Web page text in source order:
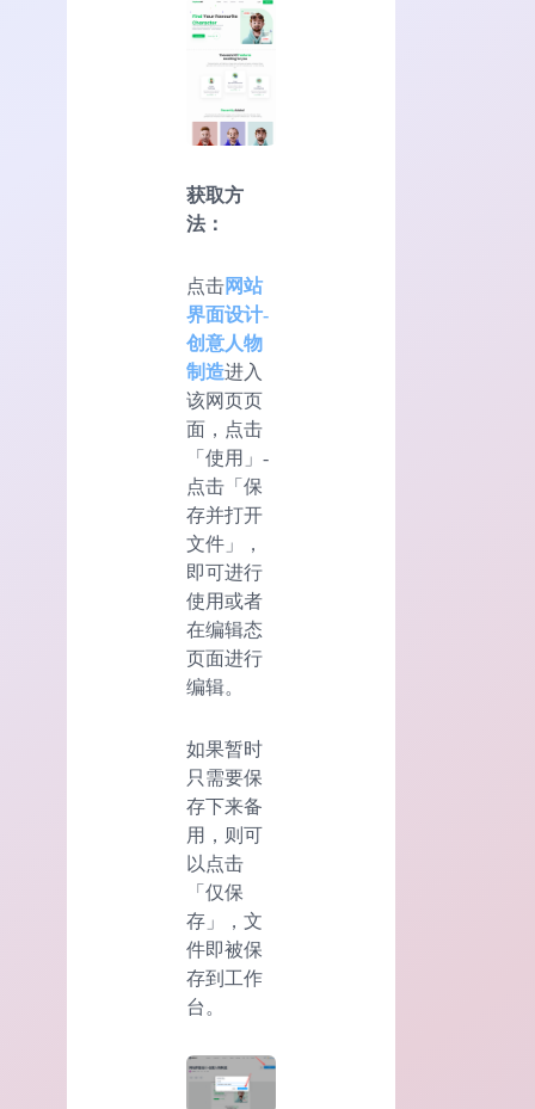
获取方
法：
点击网站
界面设计-
创意人物
制造进入
该网页页
面，点击
「使用」-
点击「保
存并打开
文件」，
即可进行
使用或者
在编辑态
页面进行
编辑。
如果暂时
只需要保
存下来备
用，则可
以点击
「仅保
存」，文
件即被保
存到工作
台。